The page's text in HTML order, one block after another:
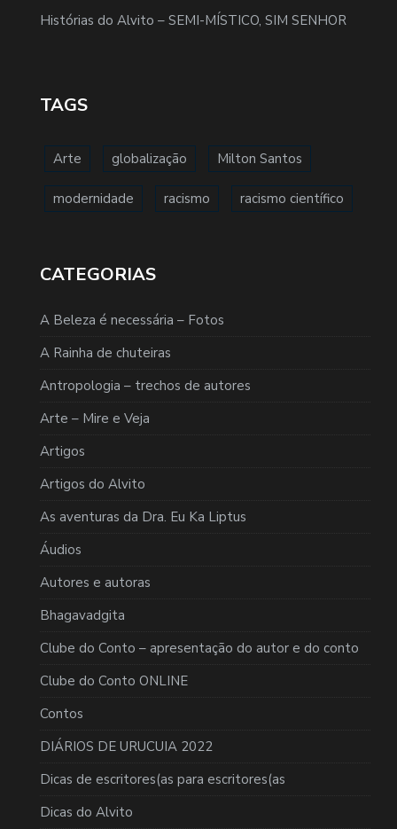
Histórias do Alvito – SEMI-MÍSTICO, SIM SENHOR
TAGS
Arte globalização Milton Santos
modernidade racismo racismo científico
CATEGORIAS
A Beleza é necessária – Fotos
A Rainha de chuteiras
Antropologia – trechos de autores
Arte – Mire e Veja
Artigos
Artigos do Alvito
As aventuras da Dra. Eu Ka Liptus
Áudios
Autores e autoras
Bhagavadgita
Clube do Conto – apresentação do autor e do conto
Clube do Conto ONLINE
Contos
DIÁRIOS DE URUCUIA 2022
Dicas de escritores(as para escritores(as
Dicas do Alvito